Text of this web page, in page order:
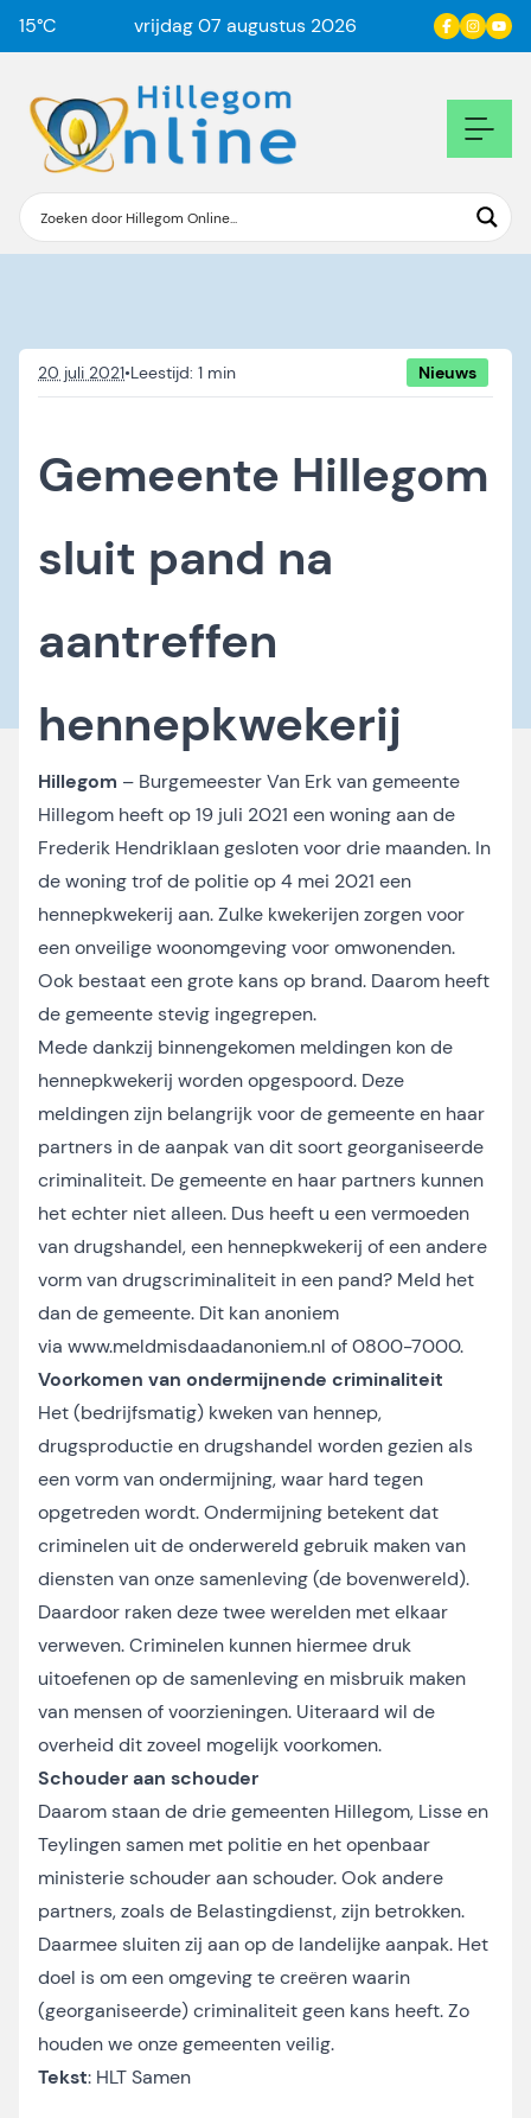
15°C vrijdag 07 augustus 2026
20 juli 2021• Nieuws
Gemeente Hillegom
sluit pand na
aantreffen
hennepkwekerij
Hillegom – Burgemeester Van Erk van gemeente
Hillegom heeft op 19 juli 2021 een woning aan de
Frederik Hendriklaan gesloten voor drie maanden. In
de woning trof de politie op 4 mei 2021 een
hennepkwekerij aan. Zulke kwekerijen zorgen voor
een onveilige woonomgeving voor omwonenden.
Ook bestaat een grote kans op brand. Daarom heeft
de gemeente stevig ingegrepen.
Mede dankzij binnengekomen meldingen kon de
hennepkwekerij worden opgespoord. Deze
meldingen zijn belangrijk voor de gemeente en haar
partners in de aanpak van dit soort georganiseerde
criminaliteit. De gemeente en haar partners kunnen
het echter niet alleen. Dus heeft u een vermoeden
van drugshandel, een hennepkwekerij of een andere
vorm van drugscriminaliteit in een pand? Meld het
dan de gemeente. Dit kan anoniem
via www.meldmisdaadanoniem.nl of 0800-7000.
Voorkomen van ondermijnende criminaliteit
Het (bedrijfsmatig) kweken van hennep,
drugsproductie en drugshandel worden gezien als
een vorm van ondermijning, waar hard tegen
opgetreden wordt. Ondermijning betekent dat
criminelen uit de onderwereld gebruik maken van
diensten van onze samenleving (de bovenwereld).
Daardoor raken deze twee werelden met elkaar
verweven. Criminelen kunnen hiermee druk
uitoefenen op de samenleving en misbruik maken
van mensen of voorzieningen. Uiteraard wil de
overheid dit zoveel mogelijk voorkomen.
Schouder aan schouder
Daarom staan de drie gemeenten Hillegom, Lisse en
Teylingen samen met politie en het openbaar
ministerie schouder aan schouder. Ook andere
partners, zoals de Belastingdienst, zijn betrokken.
Daarmee sluiten zij aan op de landelijke aanpak. Het
doel is om een omgeving te creëren waarin
(georganiseerde) criminaliteit geen kans heeft. Zo
houden we onze gemeenten veilig.
Tekst: HLT Samen